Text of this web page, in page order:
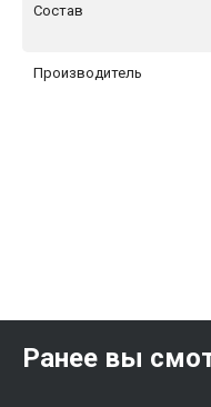
Состав
Производитель
Ранее вы